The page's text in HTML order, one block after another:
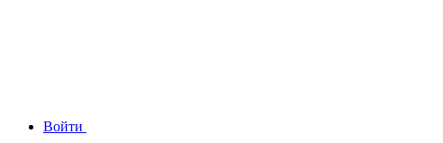
Войти